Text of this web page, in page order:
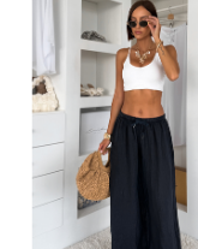
n
p
r
o
d
V
ý
p
i
s
p